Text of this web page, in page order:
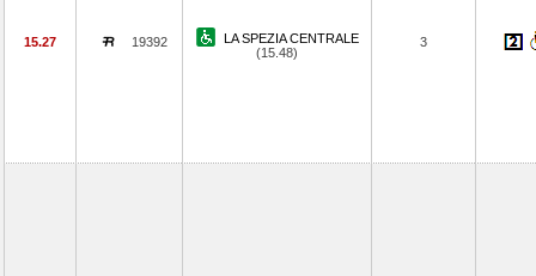
15.27 19392
LA SPEZIA CENTRALE
(15.48)
3